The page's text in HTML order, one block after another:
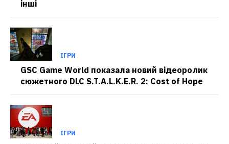
інші
ІГРИ
GSC Game World показала новий відеоролик
сюжетного DLC S.T.A.L.K.E.R. 2: Cost of Hope
ІГРИ